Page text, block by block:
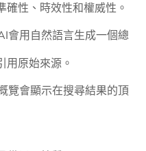
確性、時效性和權威性。
會用自然語言生成一個總
用原始來源。
覽會顯示在搜尋結果的頂